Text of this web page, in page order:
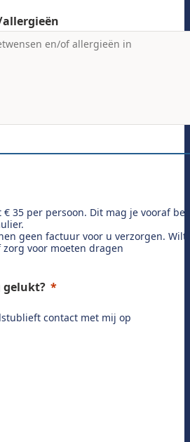
€ 35 per persoon. Dit mag je vooraf
geen factuur voor u verzorgen.
voor moeten dragen
gelukt?
contact met mij op